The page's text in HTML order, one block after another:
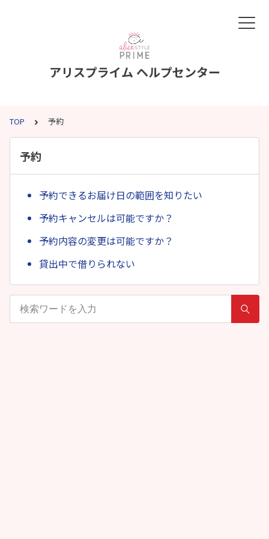
アリスプライム ヘルプセンター
TOP 予約
予約
予約できるお届け日の範囲を知りたい
予約キャンセルは可能ですか？
予約内容の変更は可能ですか？
貸出中で借りられない